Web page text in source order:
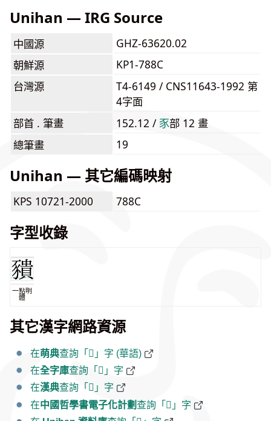
Unihan — IRG Source
中國源
GHZ-63620.02
朝鮮源
KP1-788C
台灣源
T4-6149 / CNS11643-1992 第
4字面
部首 . 筆畫
152.12 /⾗部 12 畫
總筆畫
19
Unihan — 其它編碼映射
KPS 10721-2000 788C
字型收錄
一點明
體
其它漢字網路資源
在萌典查詢「𧲆」字 (華語)
在全字庫查詢「𧲆」字
在漢典查詢「𧲆」字
在中國哲學書電子化計劃查詢「𧲆」字